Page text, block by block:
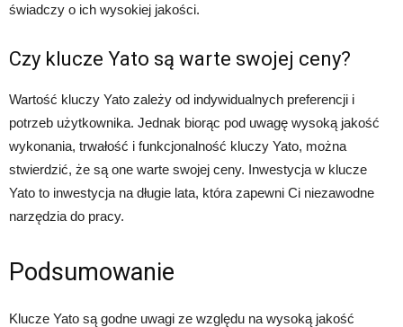
świadczy o ich wysokiej jakości.
Czy klucze Yato są warte swojej ceny?
Wartość kluczy Yato zależy od indywidualnych preferencji i
potrzeb użytkownika. Jednak biorąc pod uwagę wysoką jakość
wykonania, trwałość i funkcjonalność kluczy Yato, można
stwierdzić, że są one warte swojej ceny. Inwestycja w klucze
Yato to inwestycja na długie lata, która zapewni Ci niezawodne
narzędzia do pracy.
Podsumowanie
Klucze Yato są godne uwagi ze względu na wysoką jakość